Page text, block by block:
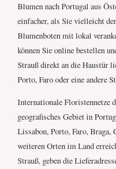
Blumen nach Portugal aus
einfacher, als Sie vielleicht
Blumenboten mit lokal
können Sie online bestellen
Strauß direkt an die Haustür
Porto, Faro oder eine andere
Internationale Floristennetze
geografisches Gebiet in
Lissabon, Porto, Faro, Braga,
weiteren Orten im Land
Strauß, geben die